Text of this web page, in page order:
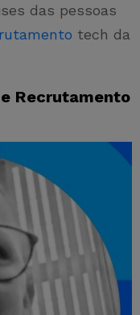
das pessoas
tech da
Recrutamento